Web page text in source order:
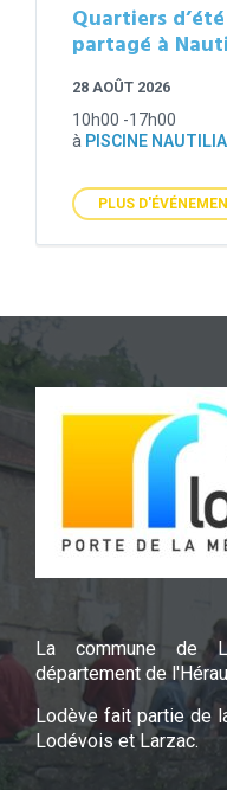
Quartiers
partagé à
28 AOÛT 2026
10h00 -17h00
à PISCINE NAUTILIA
PLUS
La commune de
département de
Lodève fait partie de
Lodévois et Larzac.